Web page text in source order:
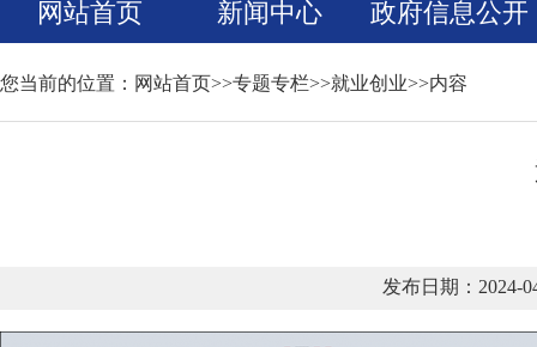
网站首页 新闻中心 政府信息公开
您当前的位置： 网站首页>>专题专栏>>就业创业>>内容
发布日期：2024-